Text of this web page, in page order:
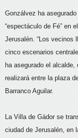
Gonzálvez ha
“espectáculo de Fé” en
Jerusalén. “Los vecinos
cinco escenarios
ha asegurado el
realizará entre la plaza
Barranco Aguilar.
La Villa de Gádor se
ciudad de Jerusalén, en